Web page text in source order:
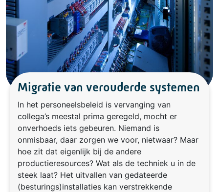
Migratie van verouderde systemen
In het personeelsbeleid is vervanging van
collega’s meestal prima geregeld, mocht er
onverhoeds iets gebeuren. Niemand is
onmisbaar, daar zorgen we voor, nietwaar? Maar
hoe zit dat eigenlijk bij de andere
productieresources? Wat als de techniek u in de
steek laat? Het uitvallen van gedateerde
(besturings)installaties kan verstrekkende